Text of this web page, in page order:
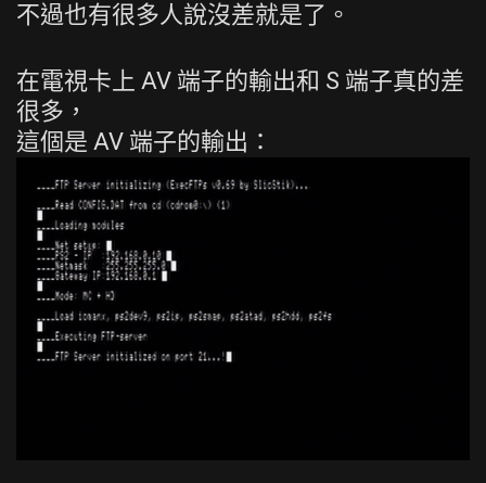
不過也有很多人說沒差就是了。
在電視卡上 AV 端子的輸出和 S 端子真的差
很多，
這個是 AV 端子的輸出：